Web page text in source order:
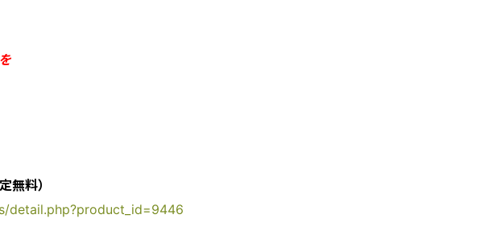
無料）
detail.php?product_id=9446